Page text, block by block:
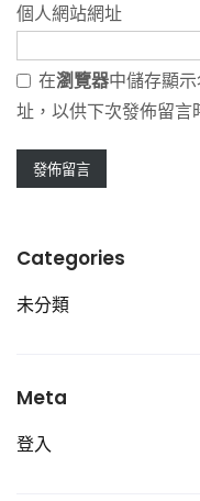
個人網站網址
在瀏覽器中儲存顯
址，以供下次發佈留言
Categories
未分類
Meta
登入